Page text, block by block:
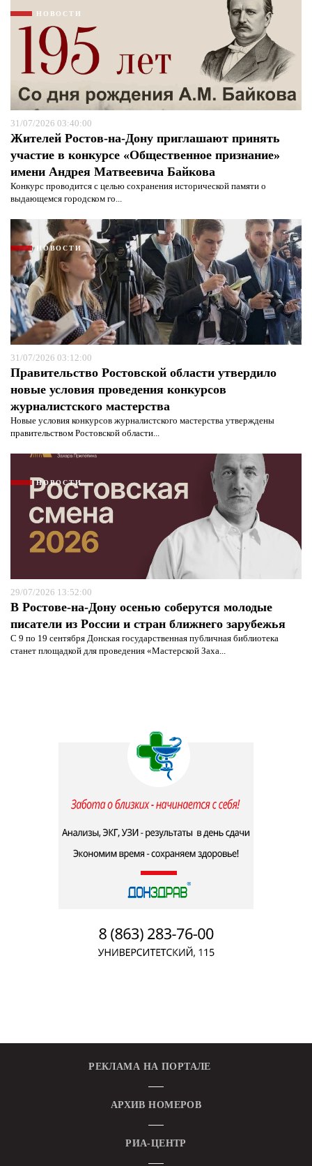
НОВОСТИ
31/07/2026 03:40:00
Жителей Ростов-на-Дону приглашают принять
участие в конкурсе «Общественное признание»
имени Андрея Матвеевича Байкова
Конкурс проводится с целью сохранения исторической памяти о
выдающемся городском го...
НОВОСТИ
31/07/2026 03:12:00
Правительство Ростовской области утвердило
новые условия проведения конкурсов
журналистского мастерства
Новые условия конкурсов журналистского мастерства утверждены
правительством Ростовской области...
НОВОСТИ
29/07/2026 13:52:00
В Ростове-на-Дону осенью соберутся молодые
писатели из России и стран ближнего зарубежья
С 9 по 19 сентября Донская государственная публичная библиотека
станет площадкой для проведения «Мастерской Заха...
Я согласен сполитикой конфиденциальности и
защиты информации*
РЕКЛАМА НА ПОРТАЛЕ
АРХИВ НОМЕРОВ
РИА-ЦЕНТР
защиты информации*